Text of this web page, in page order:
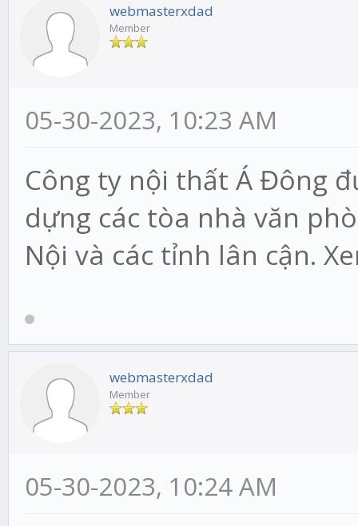
webmasterxdad
Member
05-30-2023, 10:23 AM
Công ty nội thất Á Đông
dựng các tòa nhà văn
Nội và các tỉnh lân cận.
webmasterxdad
Member
05-30-2023, 10:24 AM